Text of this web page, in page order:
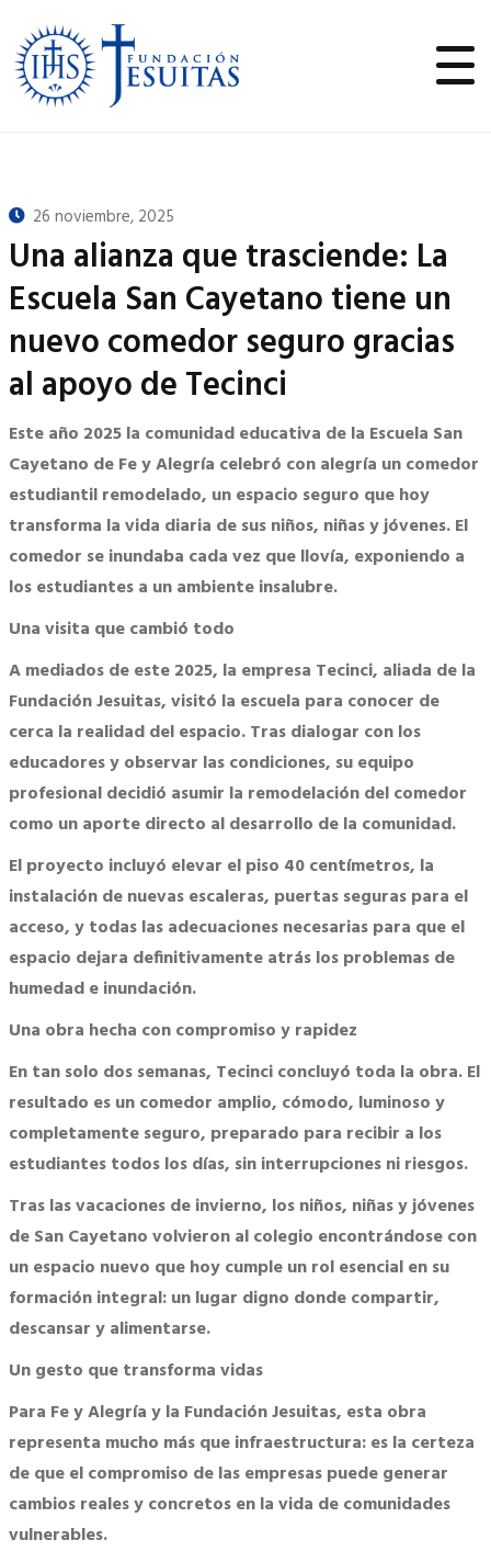
26 noviembre, 2025
Una alianza que trasciende: La
Escuela San Cayetano tiene un
nuevo comedor seguro gracias
al apoyo de Tecinci
Este año 2025 la comunidad educativa de la Escuela San
Cayetano de Fe y Alegría celebró con alegría un comedor
estudiantil remodelado, un espacio seguro que hoy
transforma la vida diaria de sus niños, niñas y jóvenes. El
comedor se inundaba cada vez que llovía, exponiendo a
los estudiantes a un ambiente insalubre.
Una visita que cambió todo
A mediados de este 2025, la empresa Tecinci, aliada de la
Fundación Jesuitas, visitó la escuela para conocer de
cerca la realidad del espacio. Tras dialogar con los
educadores y observar las condiciones, su equipo
profesional decidió asumir la remodelación del comedor
como un aporte directo al desarrollo de la comunidad.
El proyecto incluyó elevar el piso 40 centímetros, la
instalación de nuevas escaleras, puertas seguras para el
acceso, y todas las adecuaciones necesarias para que el
espacio dejara definitivamente atrás los problemas de
humedad e inundación.
Una obra hecha con compromiso y rapidez
En tan solo dos semanas, Tecinci concluyó toda la obra. El
resultado es un comedor amplio, cómodo, luminoso y
completamente seguro, preparado para recibir a los
estudiantes todos los días, sin interrupciones ni riesgos.
Tras las vacaciones de invierno, los niños, niñas y jóvenes
de San Cayetano volvieron al colegio encontrándose con
un espacio nuevo que hoy cumple un rol esencial en su
formación integral: un lugar digno donde compartir,
descansar y alimentarse.
Un gesto que transforma vidas
Para Fe y Alegría y la Fundación Jesuitas, esta obra
representa mucho más que infraestructura: es la certeza
de que el compromiso de las empresas puede generar
cambios reales y concretos en la vida de comunidades
vulnerables.